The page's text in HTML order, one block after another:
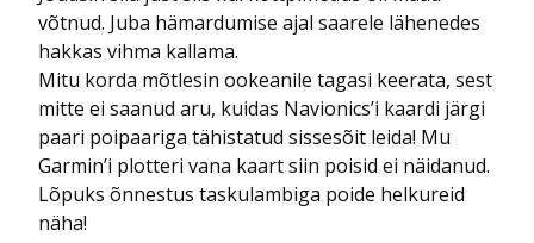
võtnud. Juba hämardumise ajal saarele lähenedes
hakkas vihma kallama.
Mitu korda mõtlesin ookeanile tagasi keerata, sest
mitte ei saanud aru, kuidas Navionics’i kaardi järgi
paari poipaariga tähistatud sissesõit leida! Mu
Garmin’i plotteri vana kaart siin poisid ei näidanud.
Lõpuks õnnestus taskulambiga poide helkureid
näha!